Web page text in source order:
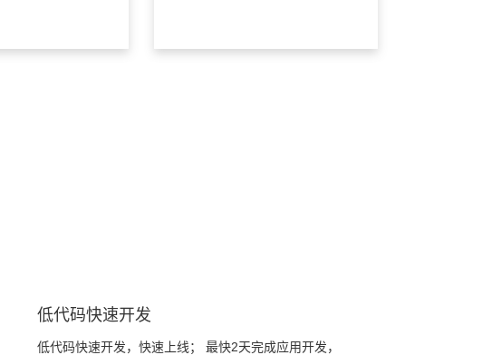
低代码快速开发
低代码快速开发，快速上线； 最快2天完成应用开发，